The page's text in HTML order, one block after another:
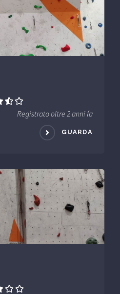
Registrato oltre 2 anni fa
GUARDA